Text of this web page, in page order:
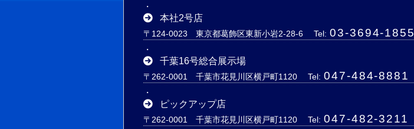
本社2号店
〒124-0023 東京都葛飾区東新小岩2-28-6 Tel: 03-3694-1855
千葉16号総合展示場
〒262-0001 千葉市花見川区横戸町1120 Tel: 047-484-8881
ピックアップ店
〒262-0001 千葉市花見川区横戸町1120 Tel: 047-482-3211